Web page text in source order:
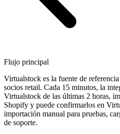
Flujo principal
Virtualstock es la fuente de
socios retail. Cada 15 minutos, la
Virtualstock de las últimas 2 horas,
Shopify y puede confirmarlos en
importación manual para pruebas,
de soporte.